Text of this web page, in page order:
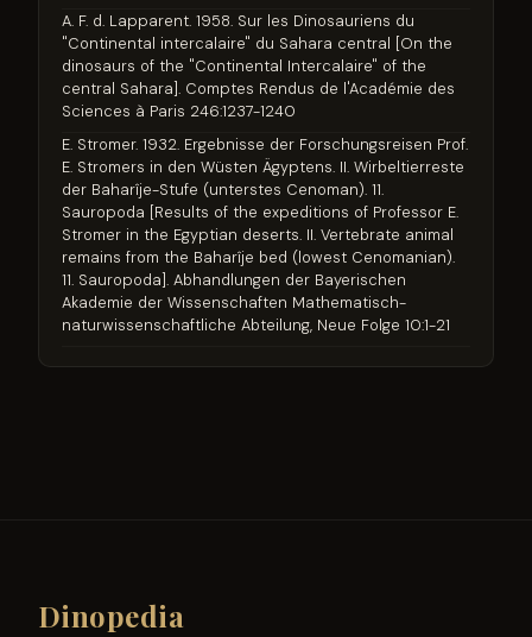
A. F. d. Lapparent. 1958. Sur les Dinosauriens du
"Continental intercalaire" du Sahara central [On the
dinosaurs of the "Continental Intercalaire" of the
central Sahara]. Comptes Rendus de l'Académie des
Sciences à Paris 246:1237-1240
E. Stromer. 1932. Ergebnisse der Forschungsreisen Prof.
E. Stromers in den Wüsten Ägyptens. II. Wirbeltierreste
der Baharîje-Stufe (unterstes Cenoman). 11.
Sauropoda [Results of the expeditions of Professor E.
Stromer in the Egyptian deserts. II. Vertebrate animal
remains from the Baharîje bed (lowest Cenomanian).
11. Sauropoda]. Abhandlungen der Bayerischen
Akademie der Wissenschaften Mathematisch-
naturwissenschaftliche Abteilung, Neue Folge 10:1-21
Dinopedia